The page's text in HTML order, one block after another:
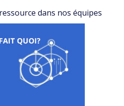
dans nos équipes